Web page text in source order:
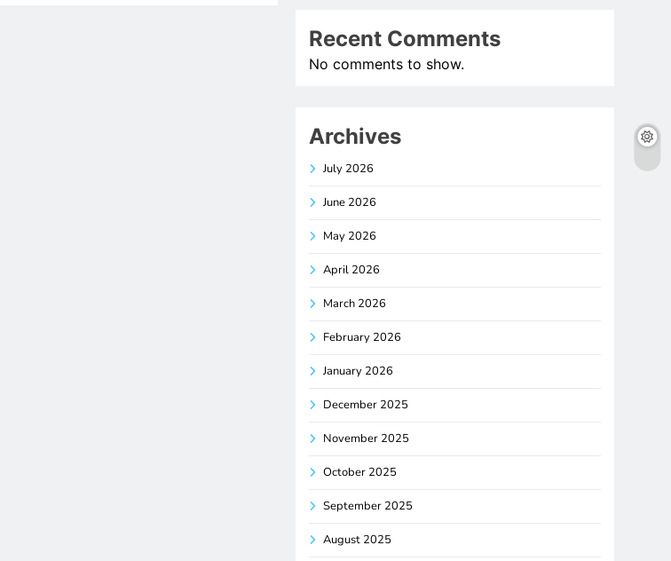
Recent Comments
No comments to show.
Archives
July 2026
June 2026
May 2026
April 2026
March 2026
February 2026
January 2026
December 2025
November 2025
October 2025
September 2025
August 2025